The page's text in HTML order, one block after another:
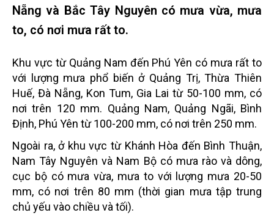
Nẵng và Bắc Tây Nguyên có mưa vừa, mưa
to, có nơi mưa rất to.
Khu vực từ Quảng Nam đến Phú Yên có mưa rất to
với lượng mưa phổ biến ở Quảng Trị, Thừa Thiên
Huế, Đà Nẵng, Kon Tum, Gia Lai từ 50-100 mm, có
nơi trên 120 mm. Quảng Nam, Quảng Ngãi, Bình
Định, Phú Yên từ 100-200 mm, có nơi trên 250 mm.
Ngoài ra, ở khu vực từ Khánh Hòa đến Bình Thuận,
Nam Tây Nguyên và Nam Bộ có mưa rào và dông,
cục bộ có mưa vừa, mưa to với lượng mưa 20-50
mm, có nơi trên 80 mm (thời gian mưa tập trung
chủ yếu vào chiều và tối).